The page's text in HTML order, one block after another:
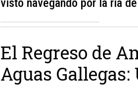
visto navegando por la ría
El Regreso de
Aguas